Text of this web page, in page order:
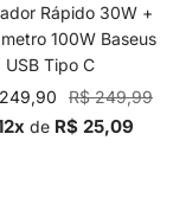
Rápido 30W +
100W Baseus
USB Tipo C
Preço
normal
R$ 249,99
de R$ 25,09